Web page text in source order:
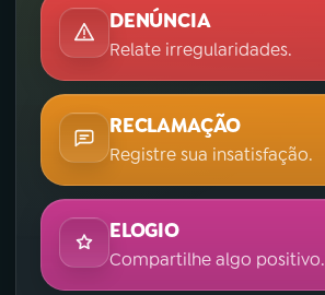
DENÚNCIA
Relate irregularidades.
RECLAMAÇÃO
Registre sua insatisfação.
ELOGIO
Compartilhe algo positivo.